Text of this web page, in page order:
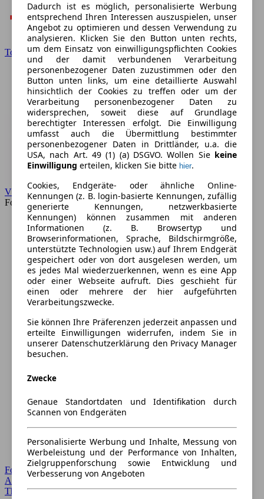
Toyota
VW
Forum
Forum Startseite
Alle Auto-Foren
Themen-Forum
Dadurch ist es möglich, personalisierte Werbung
entsprechend Ihren Interessen auszuspielen, unser
Angebot zu optimieren und dessen Verwendung zu
analysieren. Klicken Sie den Button unten rechts,
um dem Einsatz von einwilligungspflichten Cookies
und der damit verbundenen Verarbeitung
personenbezogener Daten zuzustimmen oder den
Button unten links, um eine detaillierte Auswahl
hinsichtlich der Cookies zu treffen oder um der
Verarbeitung personenbezogener Daten zu
widersprechen, soweit diese auf Grundlage
berechtigter Interessen erfolgt. Die Einwilligung
umfasst auch die Übermittlung bestimmter
personenbezogener Daten in Drittländer, u.a. die
USA, nach Art. 49 (1) (a) DSGVO. Wollen Sie keine
Einwilligung erteilen, klicken Sie bitte hier.
Cookies, Endgeräte- oder ähnliche Online-
Kennungen (z. B. login-basierte Kennungen, zufällig
generierte Kennungen, netzwerkbasierte
Kennungen) können zusammen mit anderen
Informationen (z. B. Browsertyp und
Browserinformationen, Sprache, Bildschirmgröße,
unterstützte Technologien usw.) auf Ihrem Endgerät
gespeichert oder von dort ausgelesen werden, um
es jedes Mal wiederzuerkennen, wenn es eine App
oder einer Webseite aufruft. Dies geschieht für
einen oder mehrere der hier aufgeführten
Verarbeitungszwecke.
Sie können Ihre Präferenzen jederzeit anpassen und
erteilte Einwilligungen widerrufen, indem Sie in
unserer Datenschutzerklärung den Privacy Manager
besuchen.
Zwecke
Genaue Standortdaten und Identifikation durch
Scannen von Endgeräten
Personalisierte Werbung und Inhalte, Messung von
Werbeleistung und der Performance von Inhalten,
Zielgruppenforschung sowie Entwicklung und
Verbesserung von Angeboten